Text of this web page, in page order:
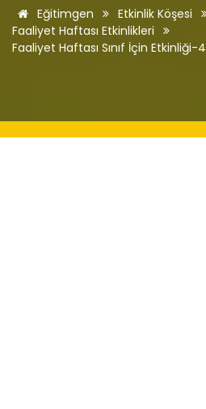
Eğitimgen
Etkinlik Köşesi
Faaliyet Haftası Etkinlikleri
Faaliyet Haftası Sınıf İçin Etkinliği-4